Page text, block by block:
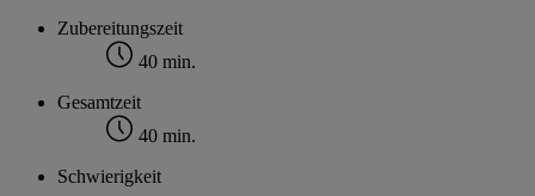
Zubereitungszeit
40 min.
Gesamtzeit
40 min.
Schwierigkeit